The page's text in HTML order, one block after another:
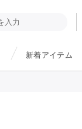
新着アイテム